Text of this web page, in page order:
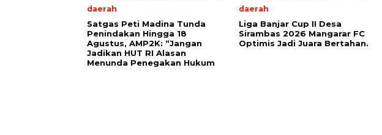
daerah
Satgas Peti Madina Tunda
Penindakan Hingga 18
Agustus, AMP2K: “Jangan
Jadikan HUT RI Alasan
Menunda Penegakan Hukum
daerah
Liga Banjar Cup II Desa
Sirambas 2026 Mangarar FC
Optimis Jadi Juara Bertahan.